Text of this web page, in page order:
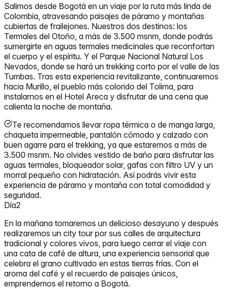
Salimos desde Bogotá en un viaje por la ruta más linda de
Colombia, atravesando paisajes de páramo y montañas
cubiertas de frailejones. Nuestros dos destinos: los
Termales del Otoño, a más de 3.500 msnm, donde podrás
sumergirte en aguas termales medicinales que reconfortan
el cuerpo y el espíritu. Y el Parque Nacional Natural Los
Nevados, donde se hará un trekking corto por el valle de las
Tumbas. Tras esta experiencia revitalizante, continuaremos
hacia Murillo, el pueblo más colorido del Tolima, para
instalarnos en el Hotel Areca y disfrutar de una cena que
calienta la noche de montaña.
Te recomendamos llevar ropa térmica o de manga larga,
chaqueta impermeable, pantalón cómodo y calzado con
buen agarre para el trekking, ya que estaremos a más de
3.500 msnm. No olvides vestido de baño para disfrutar las
aguas termales, bloqueador solar, gafas con filtro UV y un
morral pequeño con hidratación. Así podrás vivir esta
experiencia de páramo y montaña con total comodidad y
seguridad.
Día2
En la mañana tomaremos un delicioso desayuno y después
realizaremos un city tour por sus calles de arquitectura
tradicional y colores vivos, para luego cerrar el viaje con
una cata de café de altura, una experiencia sensorial que
celebra el grano cultivado en estas tierras frías. Con el
aroma del café y el recuerdo de paisajes únicos,
emprendemos el retorno a Bogotá.